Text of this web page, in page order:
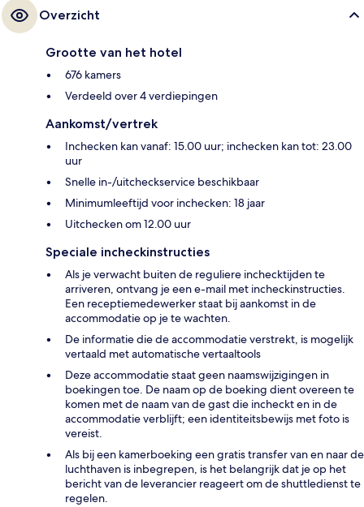
Overzicht
Grootte van het hotel
676 kamers
Verdeeld over 4 verdiepingen
Aankomst/vertrek
Inchecken kan vanaf: 15.00 uur; inchecken kan tot: 23.00
uur
Snelle in-/uitcheckservice beschikbaar
Minimumleeftijd voor inchecken: 18 jaar
Uitchecken om 12.00 uur
Speciale incheckinstructies
Als je verwacht buiten de reguliere inchecktijden te
arriveren, ontvang je een e-mail met incheckinstructies.
Een receptiemedewerker staat bij aankomst in de
accommodatie op je te wachten.
De informatie die de accommodatie verstrekt, is mogelijk
vertaald met automatische vertaaltools
Deze accommodatie staat geen naamswijzigingen in
boekingen toe. De naam op de boeking dient overeen te
komen met de naam van de gast die incheckt en in de
accommodatie verblijft; een identiteitsbewijs met foto is
vereist.
Als bij een kamerboeking een gratis transfer van en naar de
luchthaven is inbegrepen, is het belangrijk dat je op het
bericht van de leverancier reageert om de shuttledienst te
regelen.